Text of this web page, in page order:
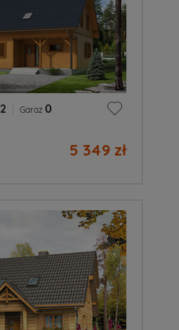
2 Garaż 0
5 349 zł